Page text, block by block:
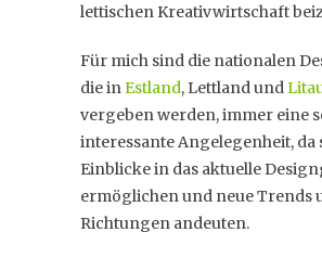
lettischen Kreativwirtschaft
Für mich sind die nationalen
die inEstland, Lettland und
vergeben werden, immer eine
interessante Angelegenheit, da
Einblicke in das aktuelle
ermöglichen und neue Trends
Richtungen andeuten.